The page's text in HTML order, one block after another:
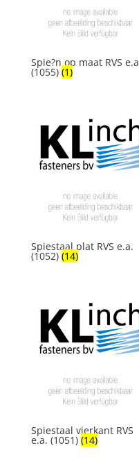
Spie?n op maat RVS e.a
(1055) (1)
Spiestaal plat RVS e.a.
(1052) (14)
Spiestaal vierkant RVS
e.a. (1051) (14)